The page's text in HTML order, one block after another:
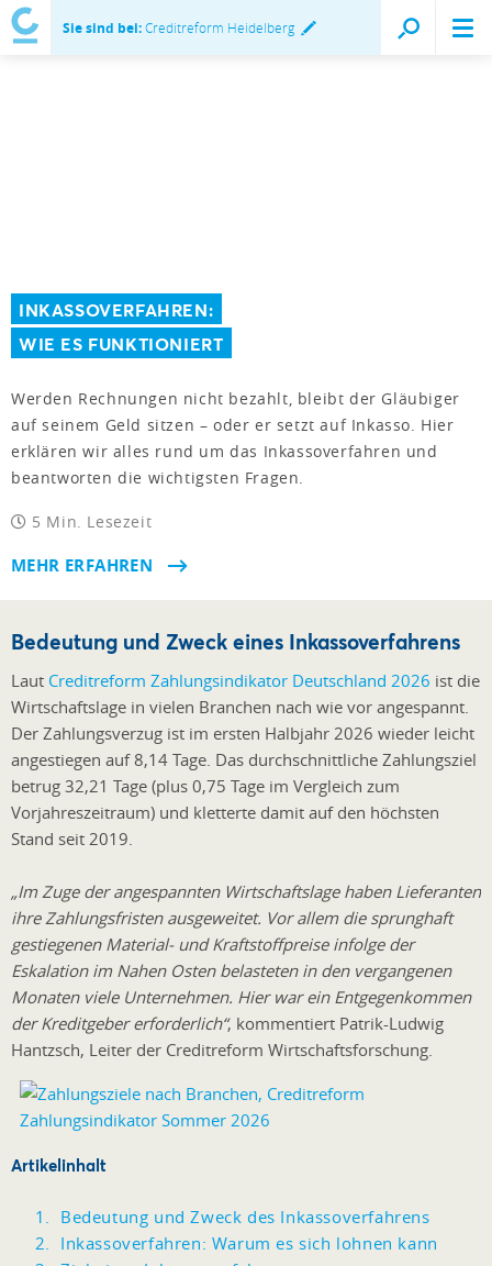
Sie sind bei:Creditreform Heidelberg
INKASSOVERFAHREN:
WIE ES FUNKTIONIERT
Werden Rechnungen nicht bezahlt, bleibt der Gläubiger
auf seinem Geld sitzen – oder er setzt auf Inkasso. Hier
erklären wir alles rund um das Inkassoverfahren und
beantworten die wichtigsten Fragen.
5 Min. Lesezeit
MEHR ERFAHREN
Bedeutung und Zweck eines Inkassoverfahrens
Laut Creditreform Zahlungsindikator Deutschland 2026 ist die
Wirtschaftslage in vielen Branchen nach wie vor angespannt.
Der Zahlungsverzug ist im ersten Halbjahr 2026 wieder leicht
angestiegen auf 8,14 Tage. Das durchschnittliche Zahlungsziel
betrug 32,21 Tage (plus 0,75 Tage im Vergleich zum
Vorjahreszeitraum) und kletterte damit auf den höchsten
Stand seit 2019.
„Im Zuge der angespannten Wirtschaftslage haben Lieferanten
ihre Zahlungsfristen ausgeweitet. Vor allem die sprunghaft
gestiegenen Material- und Kraftstoffpreise infolge der
Eskalation im Nahen Osten belasteten in den vergangenen
Monaten viele Unternehmen. Hier war ein Entgegenkommen
der Kreditgeber erforderlich“, kommentiert Patrik-Ludwig
Hantzsch, Leiter der Creditreform Wirtschaftsforschung.
Artikelinhalt
Bedeutung und Zweck des Inkassoverfahrens
Inkassoverfahren: Warum es sich lohnen kann